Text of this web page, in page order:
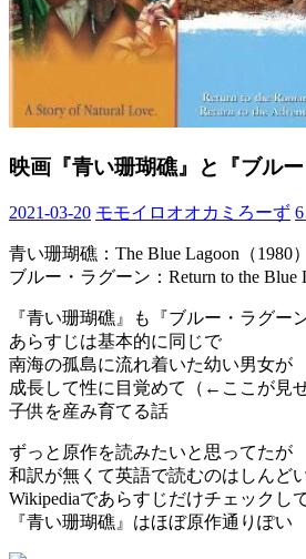
映画『青い珊瑚礁』と『ブルー
2021-03-20 モモイロオオカミろーず
青い珊瑚礁：The Blue Lagoon（1980）
ブルー・ラグーン：Return to the Blue
『青い珊瑚礁』も『ブルー・ラグー
あらすじは基本的に同じで
南海の孤島に流れ着いた幼い男女が
成長して性に目覚めて（←ここが見せ
子供を産み育てる話
ずっと原作を読みたいと思ってたが
和訳が無くて英語で読むのはしんど
Wikipediaであらすじだけチェックし
『青い珊瑚礁』はほぼ原作通りぽい